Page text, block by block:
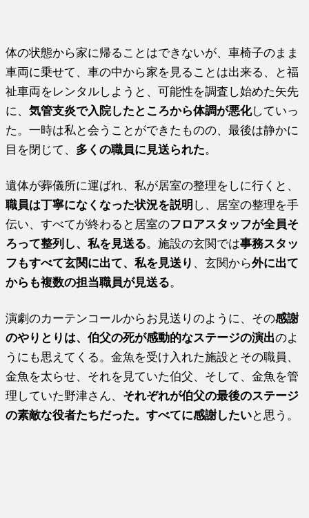
体の状態から家に帰ることはできないが、車椅子のまま
車両に乗せて、車の中から家を見ることは出来る、と福
祉車両をレンタルしようと、可能性を調査し始めた矢先
に、気管支炎で入院したところから体調が悪化していっ
た。一時は私と会うことができたものの、最後は静かに
目を閉じて、 多くの職員に見送られた。
遺体が葬儀所に運ばれ、私が居室の整理をしに行くと、
職員は丁寧になくなった状況を説明 し、居室の整理を手
伝い、すべてが終わると居室のフロアスタッフが全員そ
ろって整列し、私を見送る。施設の玄関では事務スタッ
フもすべて玄関に出て、私を見送り 、玄関から外に出て
からも複数の担当職員が見送る。
演劇のカーテンコールからお見送りのように、その感謝
のやりとりは、伯父の死が感動的なステージの演出のよ
うにも思えてくる。金魚を受け入れた施設とその職員、
金魚を太らせ、それを見ていた伯父、そして、金魚を管
理していた野津さん、 それぞれが伯父の最後のステージ
の素敵な役者たちだった。すべてに感謝したいと思う。